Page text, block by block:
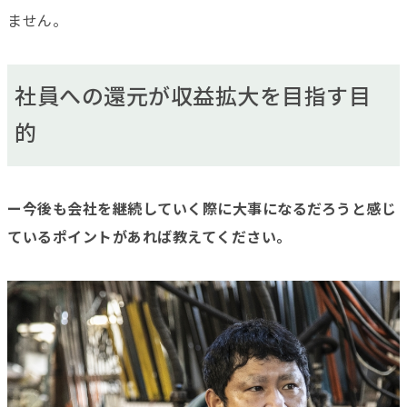
ません。
社員への還元が収益拡大を目指す目
的
ー今後も会社を継続していく際に大事になるだろうと感じ
ているポイントがあれば教えてください。